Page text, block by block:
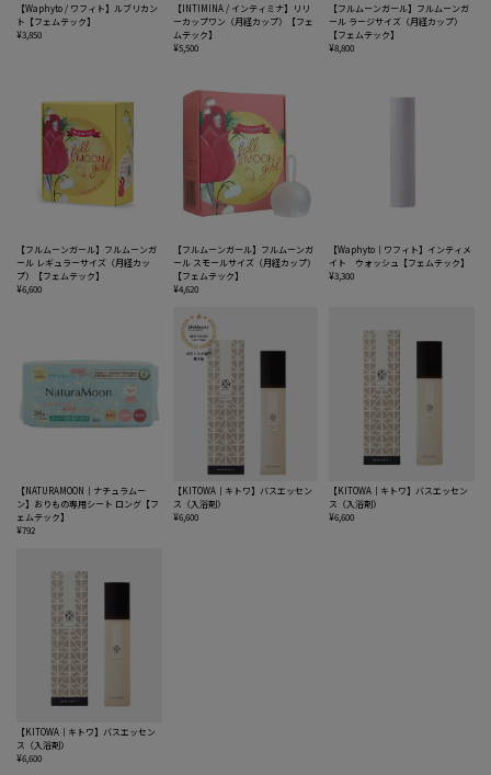
【Waphyto / ワフィト】ルブリカン
ト【フェムテック】
¥3,850
【INTIMINA / インティミナ】リリ
ーカップワン（月経カップ）【フェ
ムテック】
¥5,500
【フルムーンガール】フルムーンガ
ール ラージサイズ（月経カップ）
【フェムテック】
¥8,800
【フルムーンガール】フルムーンガ
ール レギュラーサイズ（月経カッ
プ）【フェムテック】
¥6,600
【フルムーンガール】フルムーンガ
ール スモールサイズ（月経カップ）
【フェムテック】
¥4,620
【Waphyto｜ワフィト】インティメ
イト ウォッシュ【フェムテック】
¥3,300
【NATURAMOON｜ナチュラムー
ン】おりもの専用シート ロング【フ
ェムテック】
¥792
【KITOWA｜キトワ】バスエッセン
ス（入浴剤）
¥6,600
【KITOWA｜キトワ】バスエッセン
ス（入浴剤）
¥6,600
【KITOWA｜キトワ】バスエッセン
ス（入浴剤）
¥6,600